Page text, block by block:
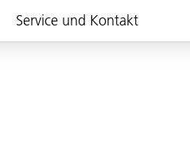
Service und Kontakt